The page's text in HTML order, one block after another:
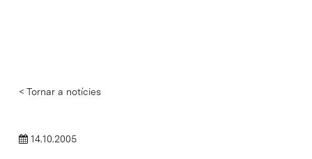
< Tornar a notícies
14.10.2005